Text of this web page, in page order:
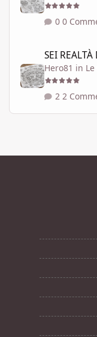
0
SEI REALTÀ
Hero81 in
2